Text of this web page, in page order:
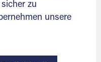
zu
unsere